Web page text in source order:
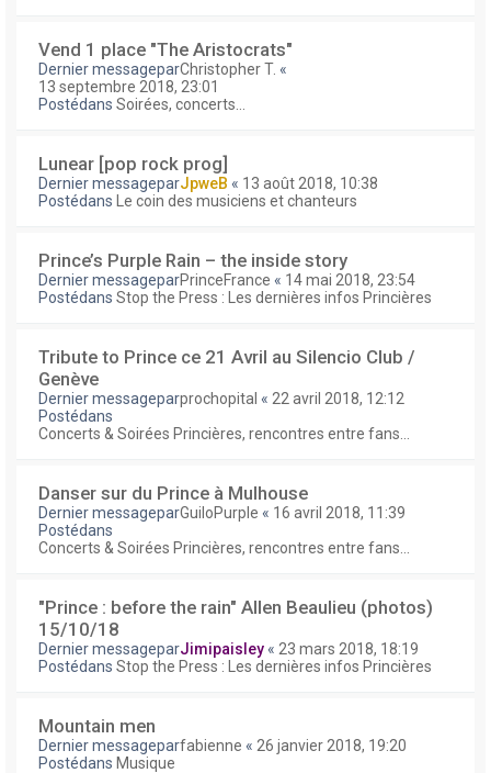
Vend 1 place "The Aristocrats"
Dernier messageparChristopher T. «
13 septembre 2018, 23:01
Postédans Soirées, concerts...
Lunear [pop rock prog]
Dernier messageparJpweB « 13 août 2018, 10:38
Postédans
Le coin des musiciens et chanteurs
Prince’s Purple Rain – the inside story
Dernier messageparPrinceFrance « 14 mai 2018, 23:54
Postédans Stop the Press : Les dernières infos Princières
Tribute to Prince ce 21 Avril au Silencio Club /
Genève
Dernier messageparprochopital « 22 avril 2018, 12:12
Postédans
Concerts & Soirées Princières, rencontres entre fans...
Danser sur du Prince à Mulhouse
Dernier messageparGuiloPurple « 16 avril 2018, 11:39
Postédans
Concerts & Soirées Princières, rencontres entre fans...
"Prince : before the rain" Allen Beaulieu (photos)
15/10/18
Dernier messageparJimipaisley « 23 mars 2018, 18:19
Postédans Stop the Press : Les dernières infos Princières
Mountain men
Dernier messageparfabienne « 26 janvier 2018, 19:20
Postédans Musique